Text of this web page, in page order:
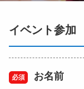
イベント参加
お名前